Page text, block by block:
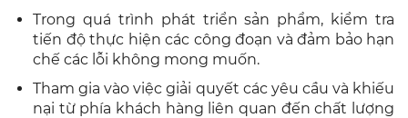
Trong quá trình phát triển sản phẩm, kiểm tra
tiến độ thực hiện các công đoạn và đảm bảo hạn
chế các lỗi không mong muốn.
Tham gia vào việc giải quyết các yêu cầu và khiếu
nại từ phía khách hàng liên quan đến chất lượng